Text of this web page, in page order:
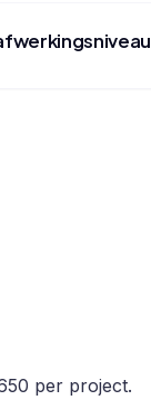
per project.